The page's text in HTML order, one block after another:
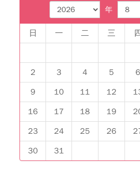
年
日 一 二 三
2
3 4 5 6
9
10 11 12
16
17 18 19
23
24 25 26
30
31